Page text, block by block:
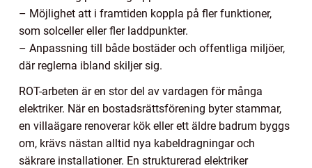
– Möjlighet att i framtiden koppla på fler funktioner,
som solceller eller fler laddpunkter.
– Anpassning till både bostäder och offentliga miljöer,
där reglerna ibland skiljer sig.
ROT-arbeten är en stor del av vardagen för många
elektriker. När en bostadsrättsförening byter stammar,
en villaägare renoverar kök eller ett äldre badrum byggs
om, krävs nästan alltid nya kabeldragningar och
säkrare installationer. En strukturerad elektriker